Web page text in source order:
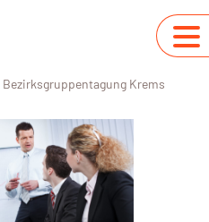
Bezirksgruppentagung Krems